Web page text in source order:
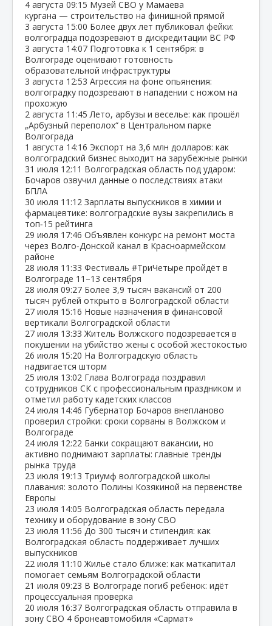
4 августа 09:15 Музей СВО у Мамаева
кургана — строительство на финишной прямой
3 августа 15:00 Более двух лет публиковал фейки:
волгоградца подозревают в дискредитации ВС РФ
3 августа 14:07 Подготовка к 1 сентября: в
Волгограде оценивают готовность
образовательной инфраструктуры
3 августа 12:53 Агрессия на фоне опьянения:
волгоградку подозревают в нападении с ножом на
прохожую
2 августа 11:45 Лето, арбузы и веселье: как прошёл
„Арбузный переполох“ в Центральном парке
Волгограда
1 августа 14:16 Экспорт на 3,6 млн долларов: как
волгоградский бизнес выходит на зарубежные рынки
31 июля 12:11 Волгоградская область под ударом:
Бочаров озвучил данные о последствиях атаки
БПЛА
30 июля 11:12 Зарплаты выпускников в химии и
фармацевтике: волгоградские вузы закрепились в
топ‑15 рейтинга
29 июля 17:46 Объявлен конкурс на ремонт моста
через Волго‑Донской канал в Красноармейском
районе
28 июля 11:33 Фестиваль #ТриЧетыре пройдёт в
Волгограде 11–13 сентября
28 июля 09:27 Более 3,9 тысяч вакансий от 200
тысяч рублей открыто в Волгоградской области
27 июля 15:16 Новые назначения в финансовой
вертикали Волгоградской области
27 июля 13:33 Житель Волжского подозревается в
покушении на убийство жены с особой жестокостью
26 июля 15:20 На Волгоградскую область
надвигается шторм
25 июля 13:02 Глава Волгограда поздравил
сотрудников СК с профессиональным праздником и
отметил работу кадетских классов
24 июля 14:46 Губернатор Бочаров внепланово
проверил стройки: сроки сорваны в Волжском и
Волгограде
24 июля 12:22 Банки сокращают вакансии, но
активно поднимают зарплаты: главные тренды
рынка труда
23 июля 19:13 Триумф волгоградской школы
плавания: золото Полины Козякиной на первенстве
Европы
23 июля 14:05 Волгоградская область передала
технику и оборудование в зону СВО
23 июля 11:56 До 300 тысяч и стипендия: как
Волгоградская область поддерживает лучших
выпускников
22 июля 11:10 Жильё стало ближе: как маткапитал
помогает семьям Волгоградской области
21 июля 09:23 В Волгограде погиб ребёнок: идёт
процессуальная проверка
20 июля 16:37 Волгоградская область отправила в
зону СВО 4 бронеавтомобиля «Сармат»